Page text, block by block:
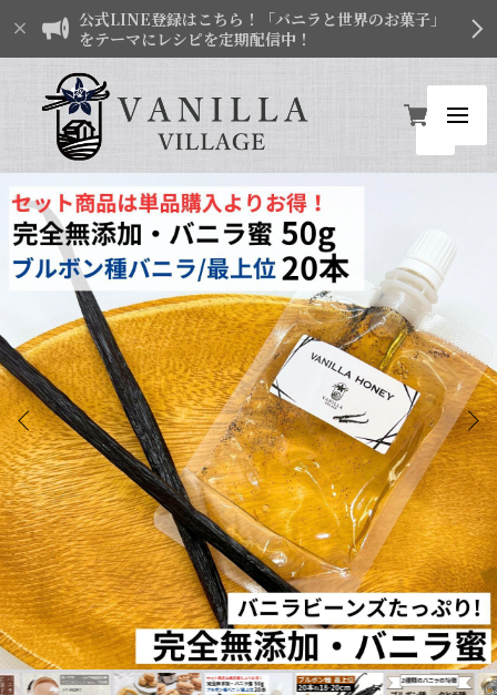
公式LINE登録はこちら！「バニラと世界のお菓子」
をテーマにレシピを定期配信中！